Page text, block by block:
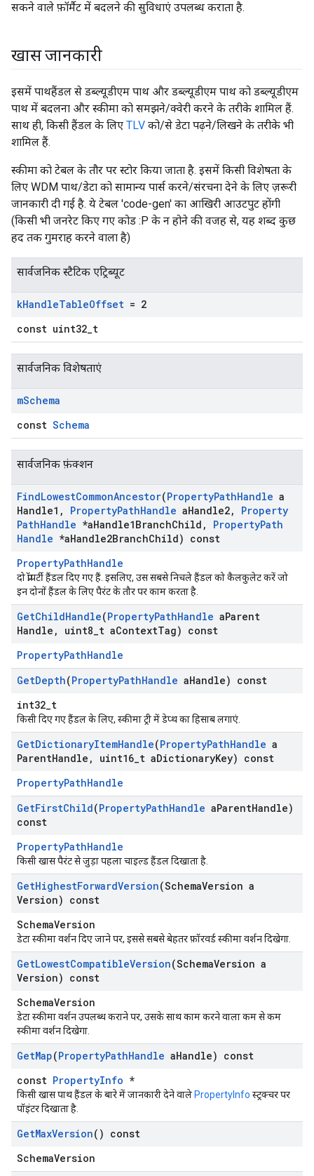
सकने वाले फ़ॉर्मैट में बदलने की सुविधाएं उपलब्ध कराता है.
खास जानकारी
इसमें पाथहैंडल से डब्ल्यूडीएम पाथ और डब्ल्यूडीएम पाथ को डब्ल्यूडीएम
पाथ में बदलना और स्कीमा को समझने/क्वेरी करने के तरीके शामिल हैं.
साथ ही, किसी हैंडल के लिए TLV को/से डेटा पढ़ने/लिखने के तरीके भी
शामिल हैं.
स्कीमा को टेबल के तौर पर स्टोर किया जाता है. इसमें किसी विशेषता के
लिए WDM पाथ/डेटा को सामान्य पार्स करने/संरचना देने के लिए ज़रूरी
जानकारी दी गई है. ये टेबल 'code-gen' का आखिरी आउटपुट होंगी
(किसी भी जनरेट किए गए कोड :P के न होने की वजह से, यह शब्द कुछ
हद तक गुमराह करने वाला है)
सार्वजनिक स्टैटिक एट्रिब्यूट
kHandleTableOffset = 2
const uint32_t
सार्वजनिक विशेषताएं
mSchema
const Schema
सार्वजनिक फ़ंक्शन
FindLowestCommonAncestor(PropertyPathHandle a
Handle1 , PropertyPathHandle aHandle2,
Property
PathHandle *aHandle1BranchChild , PropertyPath
Handle *aHandle2BranchChild) const
PropertyPathHandle
दो प्रॉपर्टी हैंडल दिए गए हैं. इसलिए, उस सबसे निचले हैंडल को कैलकुलेट करें जो
इन दोनों हैंडल के लिए पैरंट के तौर पर काम करता है.
GetChildHandle(PropertyPathHandle aParent
Handle , uint8 t aContextTag) const
PropertyPathHandle
GetDepth(PropertyPathHandle aHandle) const
int32_t
किसी दिए गए हैंडल के लिए, स्कीमा ट्री में डेप्थ का हिसाब लगाएं.
GetDictionaryItemHandle(PropertyPathHandle a
ParentHandle , uint16 t aDictionaryKey) const
PropertyPathHandle
GetFirstChild(PropertyPathHandle aParentHandle)
const
PropertyPathHandle
किसी खास पैरंट से जुड़ा पहला चाइल्ड हैंडल दिखाता है.
GetHighestForwardVersion(SchemaVersion a
Version) const
SchemaVersion
डेटा स्कीमा वर्शन दिए जाने पर, इससे सबसे बेहतर फ़ॉरवर्ड स्कीमा वर्शन दिखेगा.
GetLowestCompatibleVersion(SchemaVersion a
Version) const
SchemaVersion
डेटा स्कीमा वर्शन उपलब्ध कराने पर, उसके साथ काम करने वाला कम से कम
स्कीमा वर्शन दिखेगा.
GetMap(PropertyPathHandle aHandle) const
const PropertyInfo *
किसी खास पाथ हैंडल के बारे में जानकारी देने वाले PropertyInfo स्ट्रक्चर पर
पॉइंटर दिखाता है.
GetMaxVersion() const
SchemaVersion